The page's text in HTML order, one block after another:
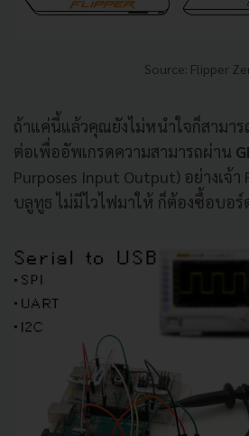
Source: Flipper
ถ้าแค่นี้แล้วคุณยังไม่หนำใจก็สามา
ต่อเพื่ออัพเกรดความสามารถผ่าน
Purposes Input Output) อย่างเจ้
บลูทูธ ไม่มีไวไฟมาให้ ก็ต้องซื้อบอร์